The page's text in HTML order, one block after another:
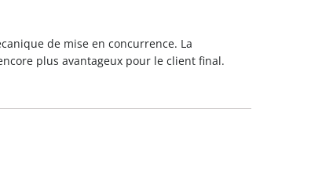
de mise en concurrence. La
plus avantageux pour le client final.